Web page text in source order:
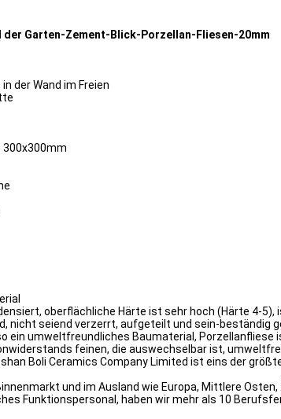
Garten-Zement-Blick-Porzellan-Fliesen-20mm
der Wand im Freien
300x300mm
oberflächliche Härte ist sehr hoch (Härte 4-
nicht seiend verzerrt, aufgeteilt und sein-
ein umweltfreundliches Baumaterial,
feinen, die auswechselbar ist,
Boli Ceramics Company Limited ist eins der
und im Ausland wie Europa, Mittlere
Funktionspersonal, haben wir mehr als 10